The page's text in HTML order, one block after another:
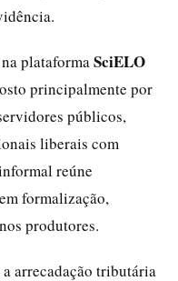
plataforma SciELO
principalmente por
públicos,
liberais com
reúne
formalização,
produtores.
arrecadação tributária